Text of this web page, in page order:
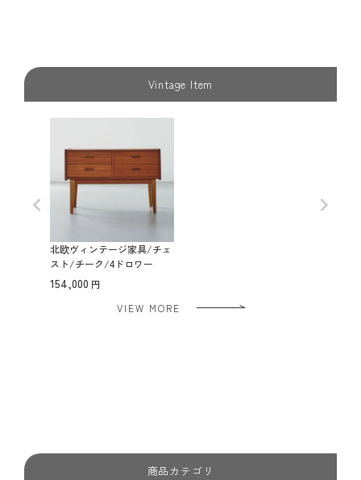
Vintage Item
北欧ヴィンテージ家具/チェ
スト/チーク/4ドロワー
154,000
VIEW MORE
商品カテゴリ